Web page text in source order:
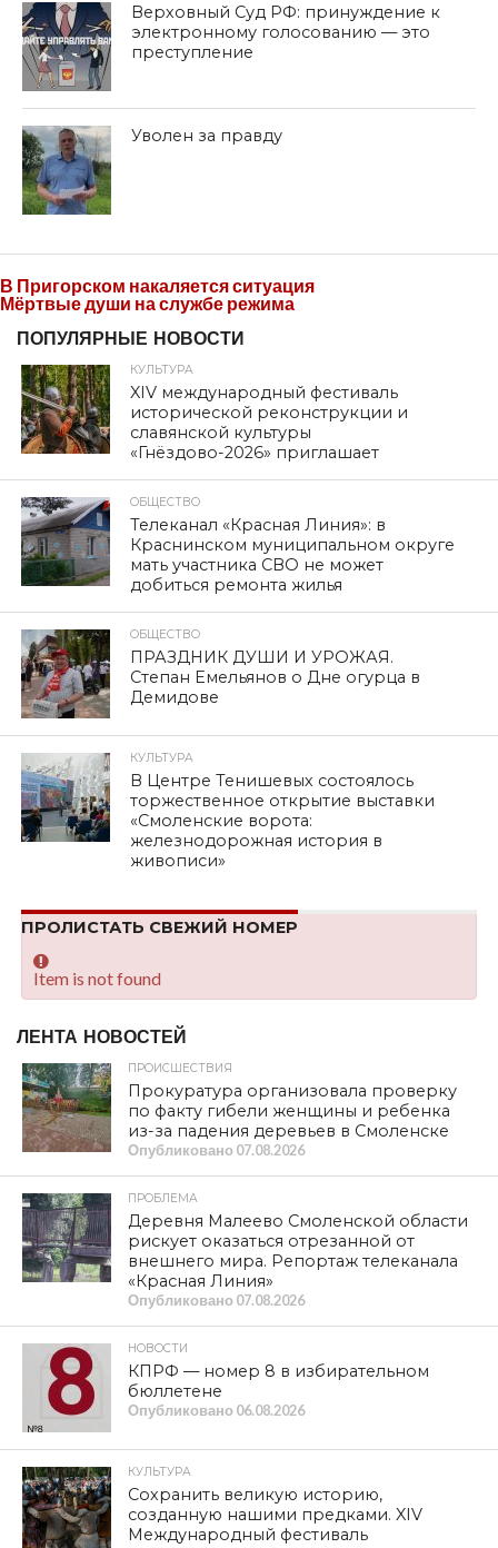
Верховный Суд РФ: принуждение к
электронному голосованию — это
преступление
Уволен за правду
В Пригорском накаляется ситуация
Мёртвые души на службе режима
ПОПУЛЯРНЫЕ НОВОСТИ
КУЛЬТУРА
XIV международный фестиваль
исторической реконструкции и
славянской культуры
«Гнёздово-2026» приглашает
ОБЩЕСТВО
Телеканал «Красная Линия»: в
Краснинском муниципальном округе
мать участника СВО не может
добиться ремонта жилья
ОБЩЕСТВО
ПРАЗДНИК ДУШИ И УРОЖАЯ.
Степан Емельянов о Дне огурца в
Демидове
КУЛЬТУРА
В Центре Тенишевых состоялось
торжественное открытие выставки
«Смоленские ворота:
железнодорожная история в
живописи»
ПРОЛИСТАТЬ СВЕЖИЙ НОМЕР
Item is not found
ЛЕНТА НОВОСТЕЙ
ПРОИСШЕСТВИЯ
Прокуратура организовала проверку
по факту гибели женщины и ребенка
из-за падения деревьев в Смоленске
Опубликовано 07.08.2026
ПРОБЛЕМА
Деревня Малеево Смоленской области
рискует оказаться отрезанной от
внешнего мира. Репортаж телеканала
«Красная Линия»
Опубликовано 07.08.2026
НОВОСТИ
КПРФ — номер 8 в избирательном
бюллетене
Опубликовано 06.08.2026
КУЛЬТУРА
Сохранить великую историю,
созданную нашими предками. XIV
Международный фестиваль